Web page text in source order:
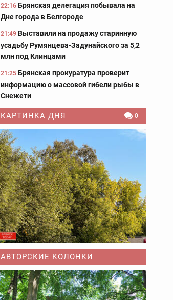
22:16 Брянская делегация побывала на
Дне города в Белгороде
21:49 Выставили на продажу старинную
усадьбу Румянцева-Задунайского за 5,2
млн под Клинцами
21:25 Брянская прокуратура проверит
информацию о массовой гибели рыбы в
Снежети
КАРТИНКА ДНЯ 0
АВТОРСКИЕ КОЛОНКИ